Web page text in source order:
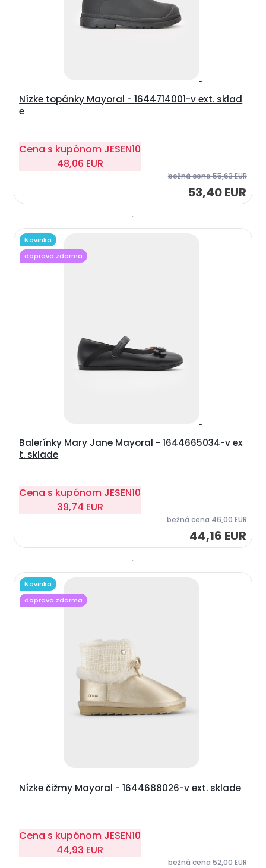
Nízke topánky Mayoral - 1644714001-v ext. sklad
e
bežná cena55,63 EUR
53,40 EUR
Cena s kupónom JESEN10
48,06 EUR
Balerínky Mary Jane Mayoral - 1644665034-v ex
t. sklade
bežná cena46,00 EUR
44,16 EUR
Cena s kupónom JESEN10
39,74 EUR
Novinka
doprava zdarma
Nízke čižmy Mayoral - 1644688026-v ext. sklade
bežná cena52,00 EUR
Cena s kupónom JESEN10
44,93 EUR
Novinka
doprava zdarma